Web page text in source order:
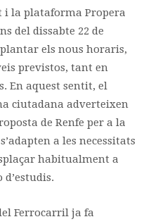
i la plataforma Propera
del dissabte 22 de
els nous horaris,
previstos, tant en
En aquest sentit, el
ciutadana adverteixen
de Renfe per a la
a les necessitats
habitualment a
Ferrocarril ja fa